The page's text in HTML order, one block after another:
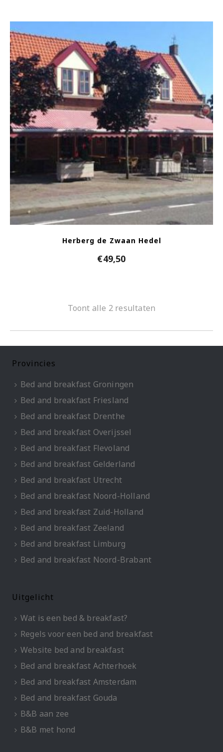
Herberg de Zwaan Hedel
€49,50
Toont alle 2 resultaten
Provincies
Bed and breakfast Groningen
Bed and breakfast Friesland
Bed and breakfast Drenthe
Bed and breakfast Overijssel
Bed and breakfast Flevoland
Bed and breakfast Gelderland
Bed and breakfast Utrecht
Bed and breakfast Noord-Holland
Bed and breakfast Zuid-Holland
Bed and breakfast Zeeland
Bed and breakfast Limburg
Bed and breakfast Noord-Brabant
Uitgelicht
Wat is een bed & breakfast?
Regels voor een bed and breakfast
Website bed and breakfast
Bed and breakfast Achterhoek
Bed and breakfast Amsterdam
Bed and breakfast Gouda
B&B aan zee
B&B met hond